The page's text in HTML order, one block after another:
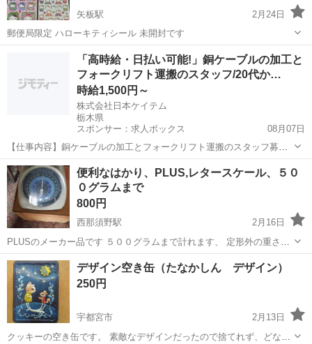
矢板駅
2月24日
郵便局限定 ハローキティシール 未開封です
矢板駅 ラッピング用品 ハローキティ
「高時給・日払い可能!」銅ケーブルの加工と
フォークリフト運搬のスタッフ/20代か…
時給1,500円～
株式会社日本ケイテム
栃木県
スポンサー：求人ボックス
08月07日
【仕事内容】銅ケーブルの加工とフォークリフト運搬のスタッフ募集/
就業先:休憩室あり・更衣室・ロッカー完備・空調完備 銅ケーブルの加
工とフォークリフト運搬の募集 銅製のケーブルをつくる工場で、機械
の操作や完成品の運搬を行うお仕事で...
アルバイト・パート
便利なはかり、PLUS,レタースケール、５０
０グラムまで
800円
西那須野駅
2月16日
PLUSのメーカー品です ５００グラムまで計れます、 定形外の重さを
図るように出来ています、 画像でご確認ください、
栃木 大田原市 西那須野駅 ラッピング用品 スケール
デザイン空き缶（たなかしん デザイン）
250円
宇都宮市
2月13日
クッキーの空き缶です。 素敵なデザインだったので捨てれず、どなた